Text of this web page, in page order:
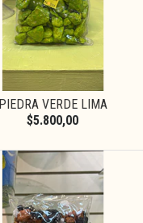
PIEDRA VERDE LIMA
$5.800,00